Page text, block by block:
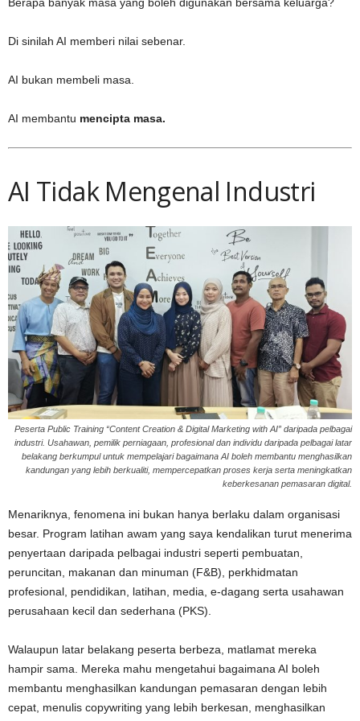
Di sinilah AI memberi nilai sebenar.
AI bukan membeli masa.
AI membantu mencipta masa.
AI Tidak Mengenal Industri
Peserta Public Training “Content Creation & Digital Marketing with AI” daripada pelbagai
industri. Usahawan, pemilik perniagaan, profesional dan individu daripada pelbagai latar
belakang berkumpul untuk mempelajari bagaimana AI boleh membantu menghasilkan
kandungan yang lebih berkualiti, mempercepatkan proses kerja serta meningkatkan
keberkesanan pemasaran digital.
Menariknya, fenomena ini bukan hanya berlaku dalam organisasi
besar. Program latihan awam yang saya kendalikan turut menerima
penyertaan daripada pelbagai industri seperti pembuatan,
peruncitan, makanan dan minuman (F&B), perkhidmatan
profesional, pendidikan, latihan, media, e-dagang serta usahawan
perusahaan kecil dan sederhana (PKS).
Walaupun latar belakang peserta berbeza, matlamat mereka
hampir sama. Mereka mahu mengetahui bagaimana AI boleh
membantu menghasilkan kandungan pemasaran dengan lebih
cepat, menulis copywriting yang lebih berkesan, menghasilkan